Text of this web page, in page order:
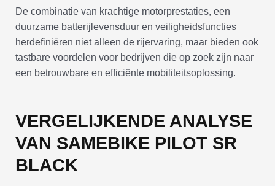
De combinatie van krachtige motorprestaties, een
duurzame batterijlevensduur en veiligheidsfuncties
herdefiniëren niet alleen de rijervaring, maar bieden ook
tastbare voordelen voor bedrijven die op zoek zijn naar
een betrouwbare en efficiënte mobiliteitsoplossing.
VERGELIJKENDE ANALYSE
VAN SAMEBIKE PILOT SR
BLACK